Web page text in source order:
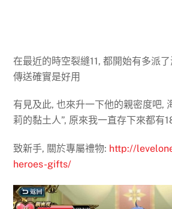
在最近的時空裂縫11, 都開始有多派
傳送確實是好用
有見及此, 也來升一下他的親密度吧,
莉的黏土人”, 原來我一直存下來都有
致新手, 關於專屬禮物: http://
heroes-gifts/